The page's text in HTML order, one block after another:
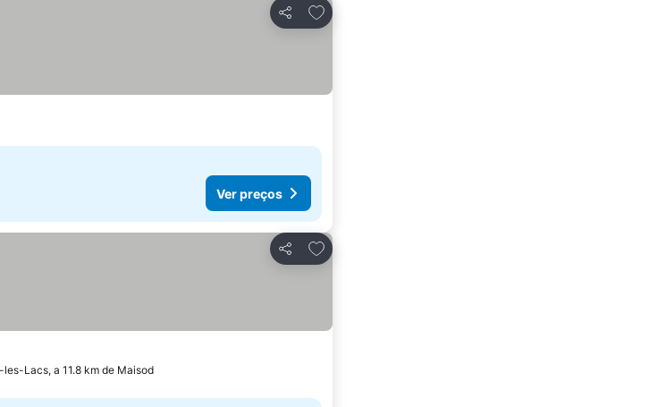
Partilhar
Adicionar aos favoritos
Ver preços
Partilhar
Adicionar aos favoritos
Lacs, a 11.8 km de Maisod